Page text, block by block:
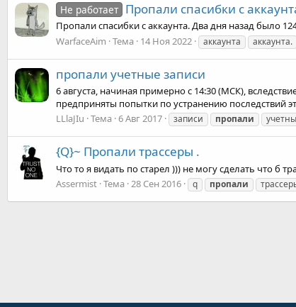
Не работает Пропали спасибки с
Пропали спасибки с аккаунта. Два дня назад было
WarfaceAim Тема 14 Ноя 2022 аккаунта аккаунта.
пропали учетные записи
6 августа, начиная примерно с 14:30 (МСК),
предприняты попытки по устранению последствий
LLlaJIu Тема 6 Авг 2017 записи пропали
{Q}~ Пропали трассеры .
Что то я видать по старел ))) не могу сделать что б
Assermist Тема 28 Сен 2016 q пропали